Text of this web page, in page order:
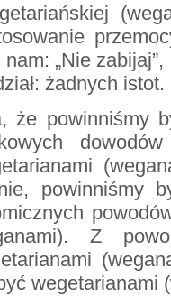
„Nie
żadnych istot.
że powinniśmy
powinniśmy
Z
wegetarianami